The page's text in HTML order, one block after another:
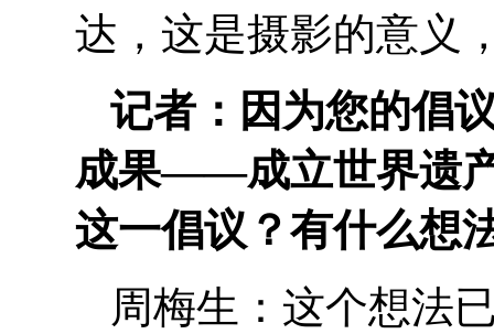
达，这是摄影的意义
记者：因为您的倡
成果——成立世界遗
这一倡议？有什么想
周梅生：这个想法